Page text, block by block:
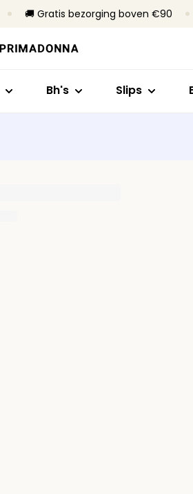
🚚 Gratis bezorging boven €90
Primadonna Twist
Bh's
D- tot E-cup
Met beugel
Slips
Tailleslips